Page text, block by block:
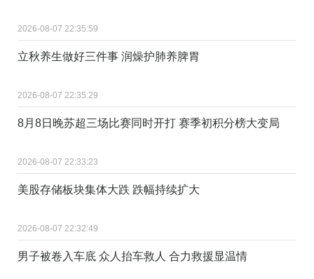
2026-08-07 22:35:59
立秋养生做好三件事 润燥护肺养脾胃
2026-08-07 22:35:29
8月8日晚苏超三场比赛同时开打 赛季初积分榜大变局
2026-08-07 22:33:23
美股存储板块集体大跌 跌幅持续扩大
2026-08-07 22:32:49
男子被卷入车底 众人抬车救人 合力救援显温情